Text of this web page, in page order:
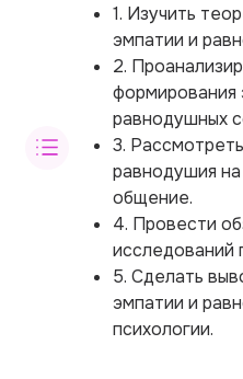
1. Изучить
эмпатии и
2.
формирования
равнодушных
3.
равнодушия
общение.
4. Провести
исследований
5. Сделать
эмпатии и
психологии.